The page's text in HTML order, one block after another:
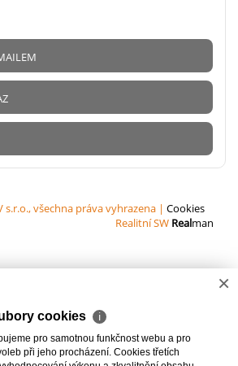
s.r.o., všechna práva vyhrazena | Cookies
Realitní SW Realman
×
cookies ℹ
pro samotnou funkčnost webu a pro
při jeho procházení. Cookies třetích